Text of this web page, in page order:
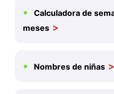
Calculadora de
meses
Nombres de niñas